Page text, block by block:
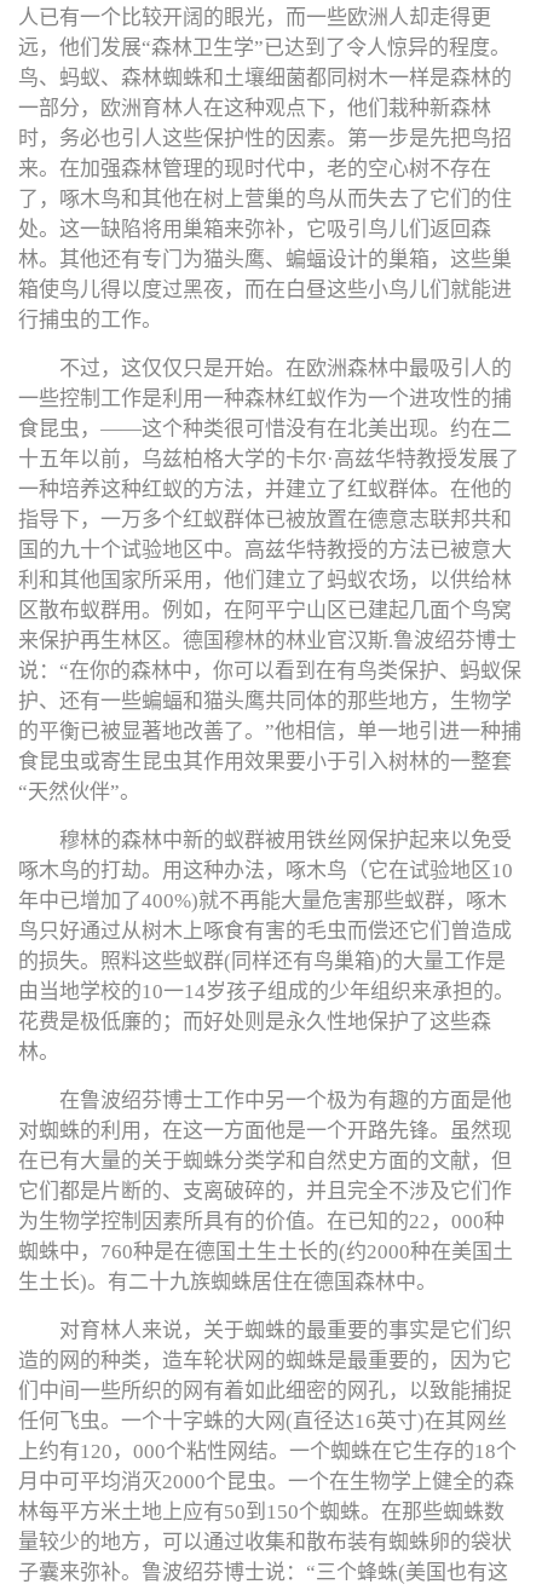
人已有一个比较开阔的眼光，而一些欧洲人却走得更
远，他们发展“森林卫生学”已达到了令人惊异的程度。
鸟、蚂蚁、森林蜘蛛和土壤细菌都同树木一样是森林的
一部分，欧洲育林人在这种观点下，他们栽种新森林
时，务必也引人这些保护性的因素。第一步是先把鸟招
来。在加强森林管理的现时代中，老的空心树不存在
了，啄木鸟和其他在树上营巢的鸟从而失去了它们的住
处。这一缺陷将用巢箱来弥补，它吸引鸟儿们返回森
林。其他还有专门为猫头鹰、蝙蝠设计的巢箱，这些巢
箱使鸟儿得以度过黑夜，而在白昼这些小鸟儿们就能进
行捕虫的工作。
不过，这仅仅只是开始。在欧洲森林中最吸引人的
一些控制工作是利用一种森林红蚁作为一个进攻性的捕
食昆虫，——这个种类很可惜没有在北美出现。约在二
十五年以前，乌兹柏格大学的卡尔·高兹华特教授发展了
一种培养这种红蚁的方法，并建立了红蚁群体。在他的
指导下，一万多个红蚁群体已被放置在德意志联邦共和
国的九十个试验地区中。高兹华特教授的方法已被意大
利和其他国家所采用，他们建立了蚂蚁农场，以供给林
区散布蚁群用。例如，在阿平宁山区已建起几面个鸟窝
来保护再生林区。德国穆林的林业官汉斯.鲁波绍芬博士
说：“在你的森林中，你可以看到在有鸟类保护、蚂蚁保
护、还有一些蝙蝠和猫头鹰共同体的那些地方，生物学
的平衡已被显著地改善了。”他相信，单一地引进一种捕
食昆虫或寄生昆虫其作用效果要小于引入树林的一整套
“天然伙伴”。
穆林的森林中新的蚁群被用铁丝网保护起来以免受
啄木鸟的打劫。用这种办法，啄木鸟（它在试验地区10
年中已增加了400%)就不再能大量危害那些蚁群，啄木
鸟只好通过从树木上啄食有害的毛虫而偿还它们曾造成
的损失。照料这些蚁群(同样还有鸟巢箱)的大量工作是
由当地学校的10一14岁孩子组成的少年组织来承担的。
花费是极低廉的；而好处则是永久性地保护了这些森
林。
在鲁波绍芬博士工作中另一个极为有趣的方面是他
对蜘蛛的利用，在这一方面他是一个开路先锋。虽然现
在已有大量的关于蜘蛛分类学和自然史方面的文献，但
它们都是片断的、支离破碎的，并且完全不涉及它们作
为生物学控制因素所具有的价值。在已知的22，000种
蜘蛛中，760种是在德国土生土长的(约2000种在美国土
生土长)。有二十九族蜘蛛居住在德国森林中。
对育林人来说，关于蜘蛛的最重要的事实是它们织
造的网的种类，造车轮状网的蜘蛛是最重要的，因为它
们中间一些所织的网有着如此细密的网孔，以致能捕捉
任何飞虫。一个十字蛛的大网(直径达16英寸)在其网丝
上约有120，000个粘性网结。一个蜘蛛在它生存的18个
月中可平均消灭2000个昆虫。一个在生物学上健全的森
林每平方米土地上应有50到150个蜘蛛。在那些蜘蛛数
量较少的地方，可以通过收集和散布装有蜘蛛卵的袋状
子囊来弥补。鲁波绍芬博士说：“三个蜂蛛(美国也有这